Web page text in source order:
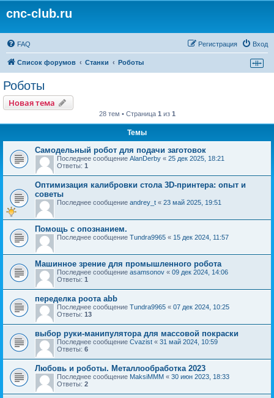
cnc-club.ru
FAQ Вход
Регистрация
Список форумов Станки Роботы
Роботы
Новая тема
28 тем • Страница 1 из 1
Темы
Самодельный робот для подачи заготовок
Последнее сообщение AlanDerby « 25 дек 2025, 18:21
Ответы: 1
Оптимизация калибровки стола 3D-принтера: опыт и
советы
Последнее сообщение andrey_t « 23 май 2025, 19:51
Помощь с опознанием.
Последнее сообщение Tundra9965 « 15 дек 2024, 11:57
Машинное зрение для промышленного робота
Последнее сообщение asamsonov « 09 дек 2024, 14:06
Ответы: 1
переделка роота abb
Последнее сообщение Tundra9965 « 07 дек 2024, 10:25
Ответы: 13
выбор руки-манипулятора для массовой покраски
Последнее сообщение Cvazist « 31 май 2024, 10:59
Ответы: 6
Любовь и роботы. Металлообработка 2023
Последнее сообщение MaksiMMM « 30 июн 2023, 18:33
Ответы: 2